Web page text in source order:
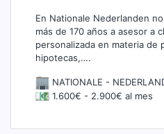
En Nationale Nederlanden
más de 170 años a asesor a
personalizada en materia de
hipotecas,….
NATIONALE -
1.600€ - 2.900€ al mes